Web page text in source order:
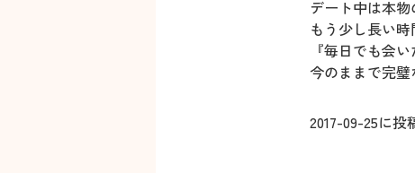
デート中は本物
もう少し長い
『毎日でも会
今のままで完
2017-09-25に投